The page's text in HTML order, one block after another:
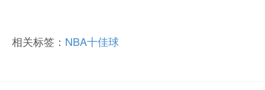
相关标签： NBA十佳球